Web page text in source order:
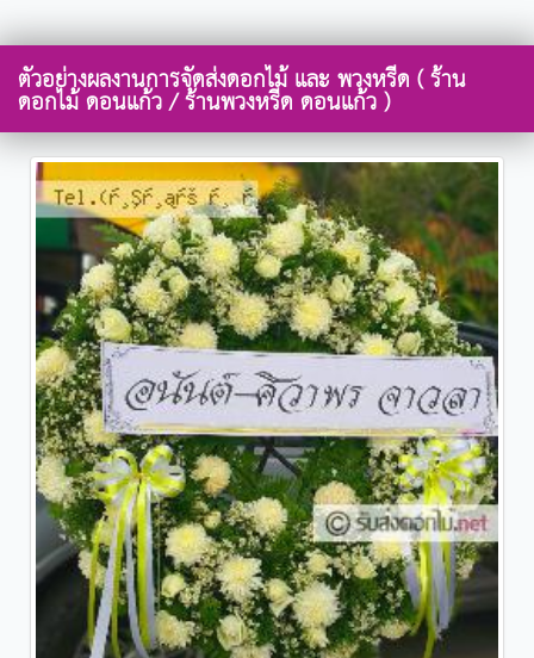
ตัวอย่างผลงานการจัดส่งดอกไม้ และ พวงหรีด ( ร้าน
ดอกไม้ ดอนแก้ว / ร้านพวงหรีด ดอนแก้ว )